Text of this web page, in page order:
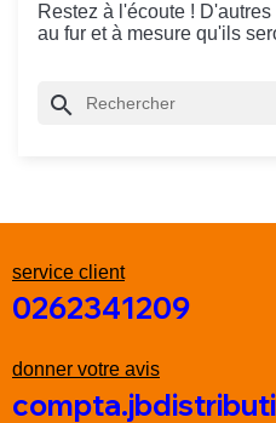
Restez à l'écoute !
au fur et à mesure qu'ils
search
service client
0262341209
donner votre avis